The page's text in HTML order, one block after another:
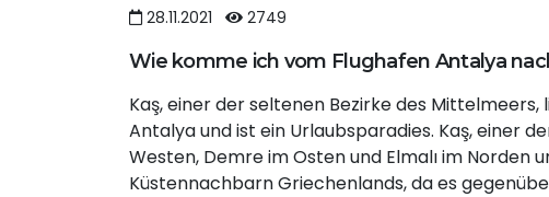
28.11.2021 2749
Wie komme ich vom Flughafen Antalya
Kaş, einer der seltenen Bezirke des
Antalya und ist ein Urlaubsparadies. Kaş, einer
Westen, Demre im Osten und Elmalı im Norden
Küstennachbarn Griechenlands, da es